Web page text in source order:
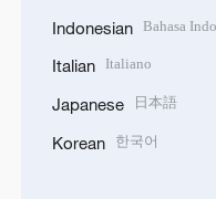
Indonesian Bahasa
Italian Italiano
Japanese 日本語
Korean 한국어